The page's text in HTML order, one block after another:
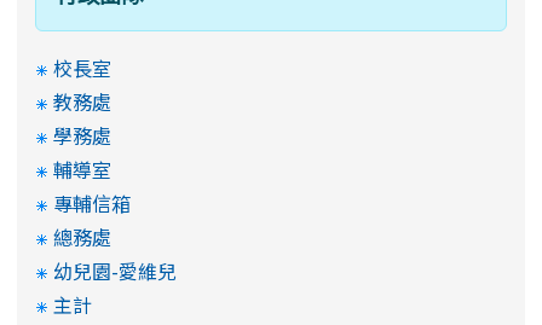
校長室
教務處
學務處
輔導室
專輔信箱
總務處
幼兒園-愛維兒
主計